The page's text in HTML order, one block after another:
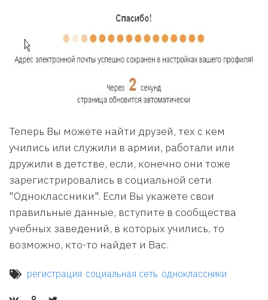
Теперь Вы можете найти друзей, тех с кем
учились или служили в армии, работали или
дружили в детстве, если, конечно они тоже
зарегистрировались в социальной сети
"Одноклассники". Если Вы укажете свои
правильные данные, вступите в сообщества
учебных заведений, в которых учились, то
возможно, кто-то найдет и Вас.
регистрация социальная сеть одноклассники